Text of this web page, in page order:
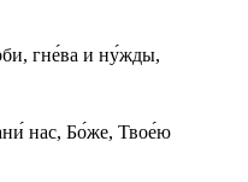
гне́ва и ну́жды,
нас, Бо́же, Твое́ю